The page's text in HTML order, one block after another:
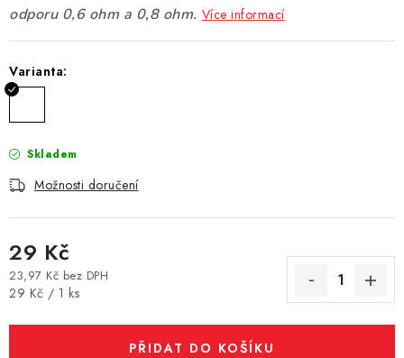
PŘÍSLUŠENSTVÍ
ZNAČKY
Vše o nákupu Jak reklamovat či vrátit zboží
odporu 0,6 ohm a 0,8 ohm. Více informací
Varianta:
Skladem
Možnosti doručení
29 Kč
23,97 Kč bez DPH
Měrná cena:
29 Kč / 1 ks
PŘIDAT DO KOŠÍKU